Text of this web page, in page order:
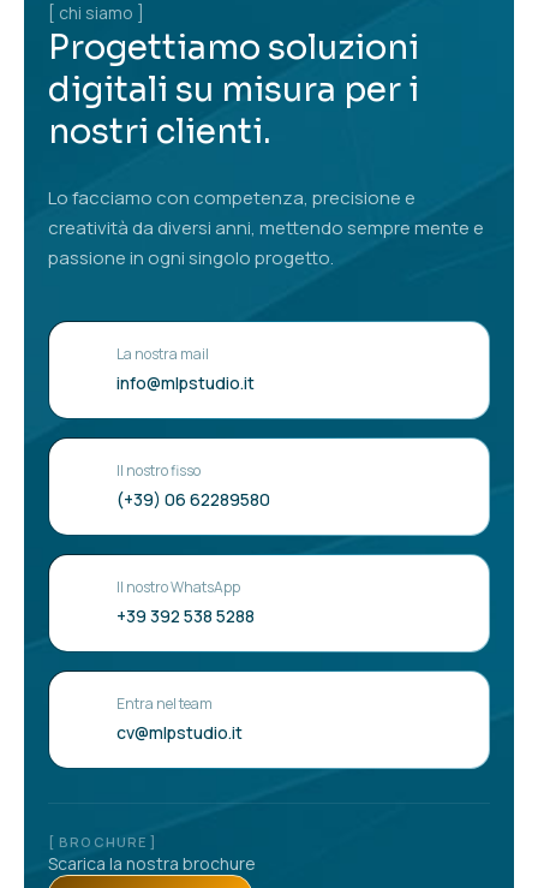
[ chi siamo ]
Progettiamo soluzioni
digitali su misura per i
nostri clienti.
Lo facciamo con competenza, precisione e
creatività da diversi anni, mettendo sempre mente e
passione in ogni singolo progetto.
La nostra mail
info@mlpstudio.it
Il nostro fisso
(+39) 06 62289580
Il nostro WhatsApp
+39 392 538 5288
Entra nel team
cv@mlpstudio.it
[ BROCHURE ]
Scarica la nostra brochure